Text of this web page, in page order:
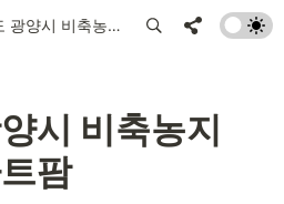
전라남도 광양시 비축농지 임대형 스마트팜
시 비축농지
팜